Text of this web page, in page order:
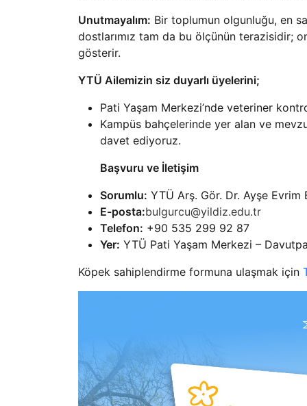
Unutmayalım: Bir toplumun olgunluğu, en
dostlarımız tam da bu ölçünün terazisidir;
gösterir.
YTÜ Ailemizin siz duyarlı üyelerini;
Pati Yaşam Merkezi’nde veteriner
Kampüs bahçelerinde yer alan ve
davet ediyoruz.
Başvuru ve İletişim
Sorumlu: YTÜ Arş. Gör. Dr. Ayşe
E-posta:bulgurcu@yildiz.edu.tr
Telefon: +90 535 299 92 87
Yer: YTÜ Pati Yaşam Merkezi –
Köpek sahiplendirme formuna ulaşmak için